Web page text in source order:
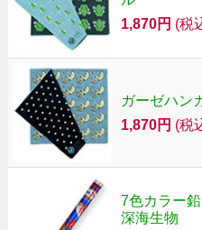
1,870円 (税
ガーゼハン
1,870円 (税
7色カラー
深海生物